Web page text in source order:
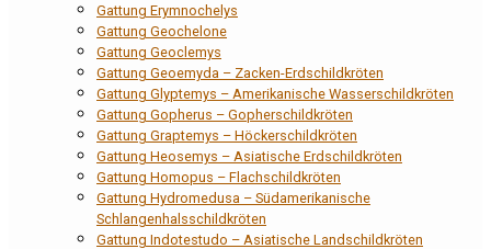
Gattung Erymnochelys
Gattung Geochelone
Gattung Geoclemys
Gattung Geoemyda – Zacken-Erdschildkröten
Gattung Glyptemys – Amerikanische Wasserschildkröten
Gattung Gopherus – Gopherschildkröten
Gattung Graptemys – Höckerschildkröten
Gattung Heosemys – Asiatische Erdschildkröten
Gattung Homopus – Flachschildkröten
Gattung Hydromedusa – Südamerikanische
Schlangenhalsschildkröten
Gattung Indotestudo – Asiatische Landschildkröten